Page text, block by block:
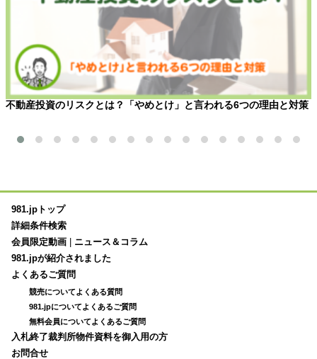
不動産投資のリスクとは？「やめとけ」と言われる6つの理由と対策
981.jpトップ
詳細条件検索
会員限定動画
ニュース＆コラム
981.jpが紹介されました
よくあるご質問
競売についてよくある質問
981.jpについてよくあるご質問
無料会員についてよくあるご質問
入札終了裁判所物件資料を御入用の方
お問合せ